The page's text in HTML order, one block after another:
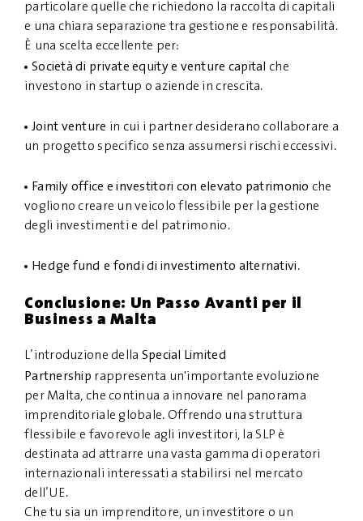
particolare quelle che richiedono la raccolta di capitali
e una chiara separazione tra gestione e responsabilità.
È una scelta eccellente per:
Società di private equity e venture capital che
investono in startup o aziende in crescita.
Joint venture in cui i partner desiderano collaborare a
un progetto specifico senza assumersi rischi eccessivi.
Family office e investitori con elevato patrimonio che
vogliono creare un veicolo flessibile per la gestione
degli investimenti e del patrimonio.
Hedge fund e fondi di investimento alternativi.
Conclusione: Un Passo Avanti per il
Business a Malta
L’introduzione della Special Limited
Partnership rappresenta un'importante evoluzione
per Malta, che continua a innovare nel panorama
imprenditoriale globale. Offrendo una struttura
flessibile e favorevole agli investitori, la SLP è
destinata ad attrarre una vasta gamma di operatori
internazionali interessati a stabilirsi nel mercato
dell’UE.
Che tu sia un imprenditore, un investitore o un